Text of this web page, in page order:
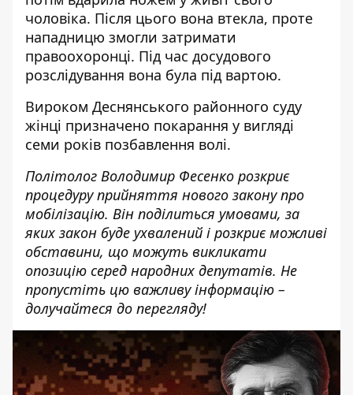
чоловіка. Після цього вона втекла, проте
нападницю змогли затримати
правоохоронці. Під час досудового
розслідування вона була під вартою.
Вироком Деснянського районного суду
жінці призначено покарання у вигляді
семи років позбавлення волі.
Політолог Володимир Фесенко розкриє
процедуру прийняття нового закону про
мобілізацію. Він поділиться умовами, за
яких закон буде ухвалений і розкриє можливі
обставини, що можуть викликати
опозицію серед народних депутатів. Не
пропустіть цю важливу інформацію –
долучайтеся до перегляду!